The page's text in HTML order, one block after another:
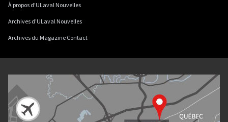
À propos d'ULaval Nouvelles
Archives d'ULaval Nouvelles
Archives du Magazine Contact